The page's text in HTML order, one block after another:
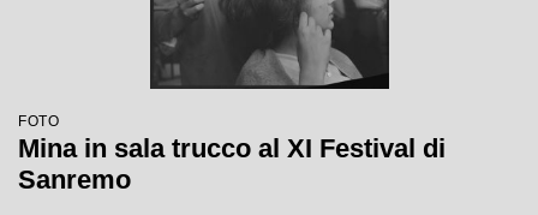
FOTO
Mina in sala trucco al XI Festival di
Sanremo